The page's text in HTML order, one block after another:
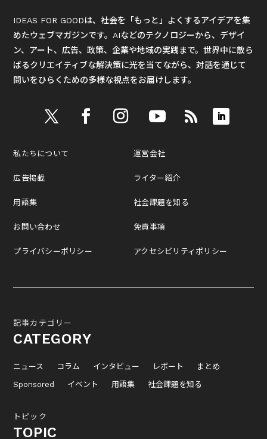
IDEAS FOR GOODは、社会を「もっと」よくするアイデアを集
めたウェブマガジンです。AIなどのテクノロジーから、デザイ
ン、アート、広告、政策、企業や地域の実践まで。世界中に散ら
ばるクリエイティブな解決策に光を当てながら、対話を通じて
問いをひらくための多様な視点をお届けします。
私たちについて
広告掲載
用語集
お問い合わせ
プライバシーポリシー
運営会社
ライター紹介
社会課題を知る
免責事項
アクセシビリティポリシー
記事カテゴリー
CATEGORY
ニュース コラム インタビュー レポート
まとめ
Sponsored
イベント 用語集 社会課題を知る
トピック
TOPIC